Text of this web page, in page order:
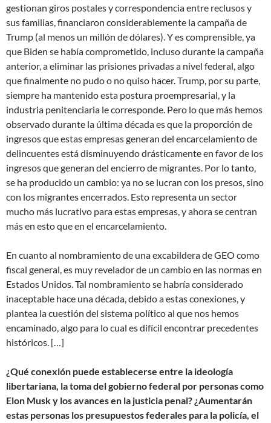
gestionan giros postales y correspondencia entre reclusos y
sus familias, financiaron considerablemente la campaña de
Trump (al menos un millón de dólares). Y es comprensible, ya
que Biden se había comprometido, incluso durante la campaña
anterior, a eliminar las prisiones privadas a nivel federal, algo
que finalmente no pudo o no quiso hacer. Trump, por su parte,
siempre ha mantenido esta postura proempresarial, y la
industria penitenciaria le corresponde. Pero lo que más hemos
observado durante la última década es que la proporción de
ingresos que estas empresas generan del encarcelamiento de
delincuentes está disminuyendo drásticamente en favor de los
ingresos que generan del encierro de migrantes. Por lo tanto,
se ha producido un cambio: ya no se lucran con los presos, sino
con los migrantes encerrados. Esto representa un sector
mucho más lucrativo para estas empresas, y ahora se centran
más en esto que en el encarcelamiento.
En cuanto al nombramiento de una excabildera de GEO como
fiscal general, es muy revelador de un cambio en las normas en
Estados Unidos. Tal nombramiento se habría considerado
inaceptable hace una década, debido a estas conexiones, y
plantea la cuestión del sistema político al que nos hemos
encaminado, algo para lo cual es difícil encontrar precedentes
históricos. […]
¿Qué conexión puede establecerse entre la ideología
libertariana, la toma del gobierno federal por personas como
Elon Musk y los avances en la justicia penal? ¿Aumentarán
estas personas los presupuestos federales para la policía, el